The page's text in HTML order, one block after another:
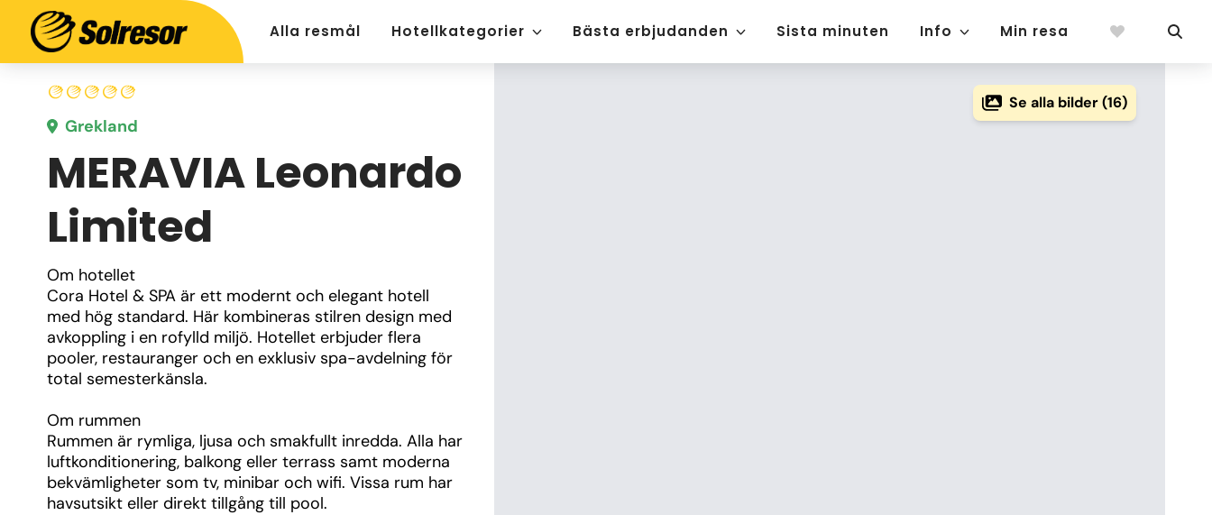
Alla resmål Hotellkategorier Bästa erbjudanden Sista minuten Info Min resa
Grekland
MERAVIA Leonardo
Limited
Om hotellet
Cora Hotel & SPA är ett modernt och elegant hotell
med hög standard. Här kombineras stilren design med
avkoppling i en rofylld miljö. Hotellet erbjuder flera
pooler, restauranger och en exklusiv spa-avdelning för
total semesterkänsla.
Om rummen
Rummen är rymliga, ljusa och smakfullt inredda. Alla har
luftkonditionering, balkong eller terrass samt moderna
bekvämligheter som tv, minibar och wifi. Vissa rum har
havsutsikt eller direkt tillgång till pool.
Se alla bilder (16)